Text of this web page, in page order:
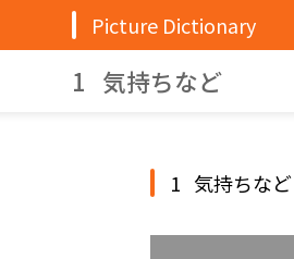
Picture Dictionary
1 気持ちなど
1 気持ちなど